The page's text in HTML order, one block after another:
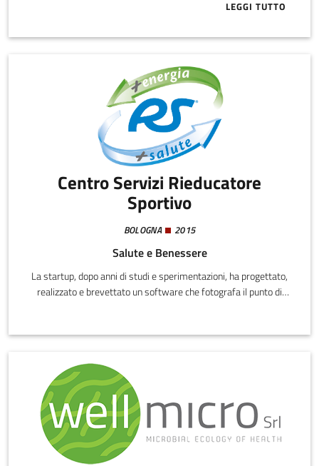
LEGGI TUTTO
ABOUT
Centro Servizi Rieducatore
Sportivo
BOLOGNA 2015
Salute e Benessere
La startup, dopo anni di studi e sperimentazioni, ha progettato,
realizzato e brevettato un software che fotografa il punto di
una unica variabile che è l'energia basale. Anni di attività di ricerca